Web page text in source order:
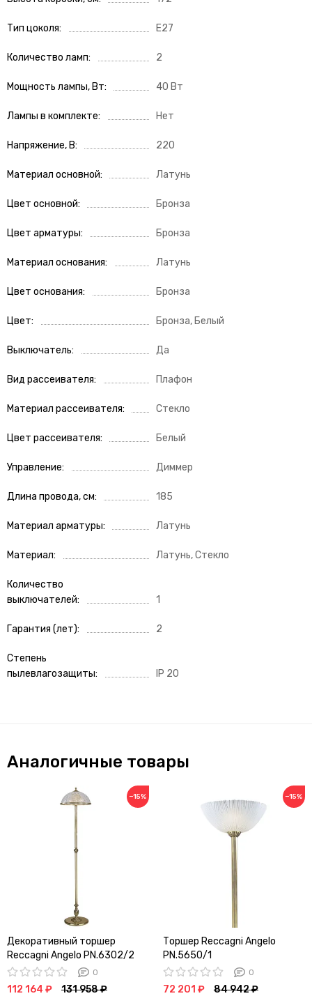
Тип цоколя E27
Количество ламп 2
Мощность лампы, Вт 40 Вт
Лампы в комплекте Нет
Напряжение, В 220
Материал основной Латунь
Цвет основной Бронза
Цвет арматуры Бронза
Материал основания Латунь
Цвет основания Бронза
Цвет Бронза, Белый
Выключатель Да
Вид рассеивателя Плафон
Материал рассеивателя Стекло
Цвет рассеивателя Белый
Управление Диммер
Длина провода, см 185
Материал арматуры Латунь
Материал Латунь, Стекло
Количество
выключателей
1
Гарантия (лет) 2
Степень
пылевлагозащиты
IP 20
Аналогичные товары
−15%
Декоративный торшер
Reccagni Angelo PN.6302/2
0
112 164 ₽ 131 958 ₽
−15%
Торшер Reccagni Angelo
PN.5650/1
0
72 201 ₽ 84 942 ₽